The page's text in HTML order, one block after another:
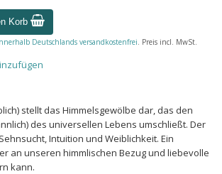
Korb
Deutschlands versandkostenfrei. Preis incl. MwSt.
stellt das Himmelsgewölbe dar, das den
des universellen Lebens umschließt. Der
Intuition und Weiblichkeit. Ein
an unseren himmlischen Bezug und liebevolle
kann.